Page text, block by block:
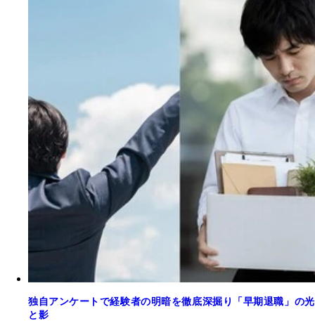
独自アンケートで経験者の明暗を徹底深掘り「早期退職」の光
と影